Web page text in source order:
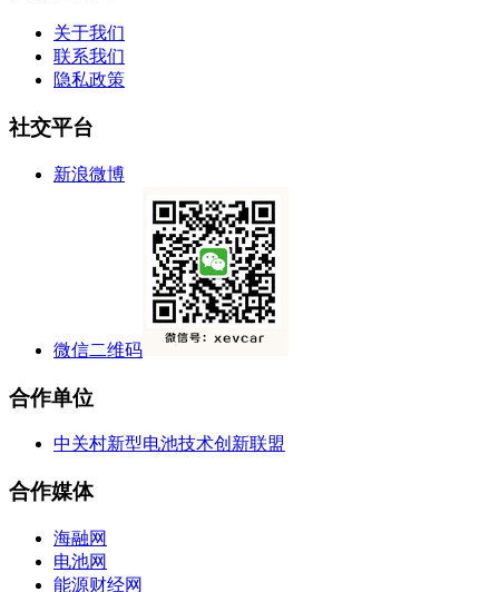
关于我们
联系我们
隐私政策
社交平台
新浪微博
微信二维码
合作单位
中关村新型电池技术创新联盟
合作媒体
海融网
电池网
能源财经网